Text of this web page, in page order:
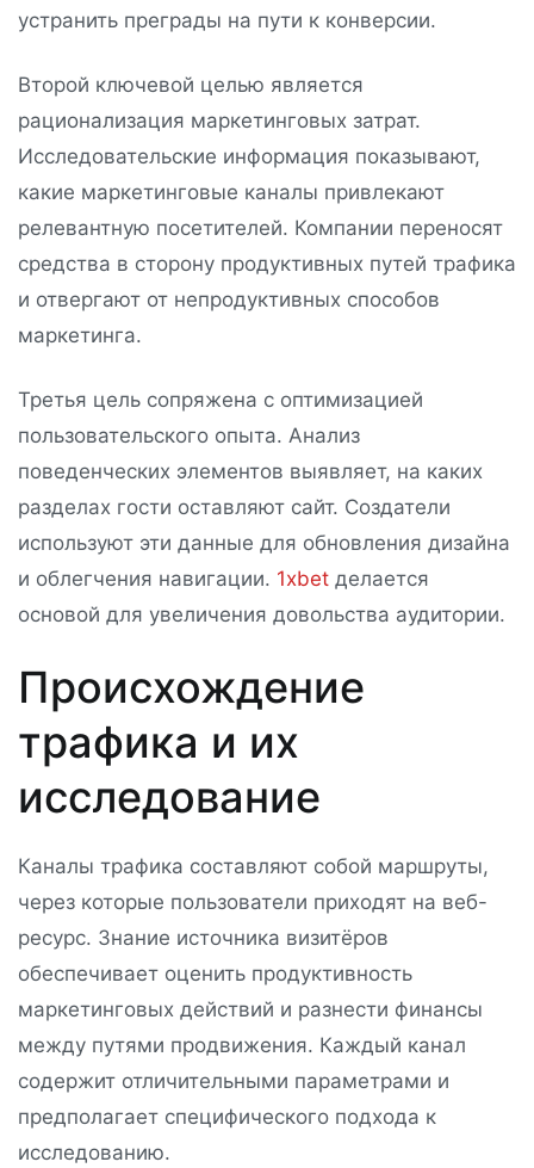
устранить преграды на пути к конверсии.
Второй ключевой целью является
рационализация маркетинговых затрат.
Исследовательские информация показывают,
какие маркетинговые каналы привлекают
релевантную посетителей. Компании переносят
средства в сторону продуктивных путей трафика
и отвергают от непродуктивных способов
маркетинга.
Третья цель сопряжена с оптимизацией
пользовательского опыта. Анализ
поведенческих элементов выявляет, на каких
разделах гости оставляют сайт. Создатели
используют эти данные для обновления дизайна
и облегчения навигации. 1хbet делается
основой для увеличения довольства аудитории.
Происхождение
трафика и их
исследование
Каналы трафика составляют собой маршруты,
через которые пользователи приходят на веб-
ресурс. Знание источника визитёров
обеспечивает оценить продуктивность
маркетинговых действий и разнести финансы
между путями продвижения. Каждый канал
содержит отличительными параметрами и
предполагает специфического подхода к
исследованию.